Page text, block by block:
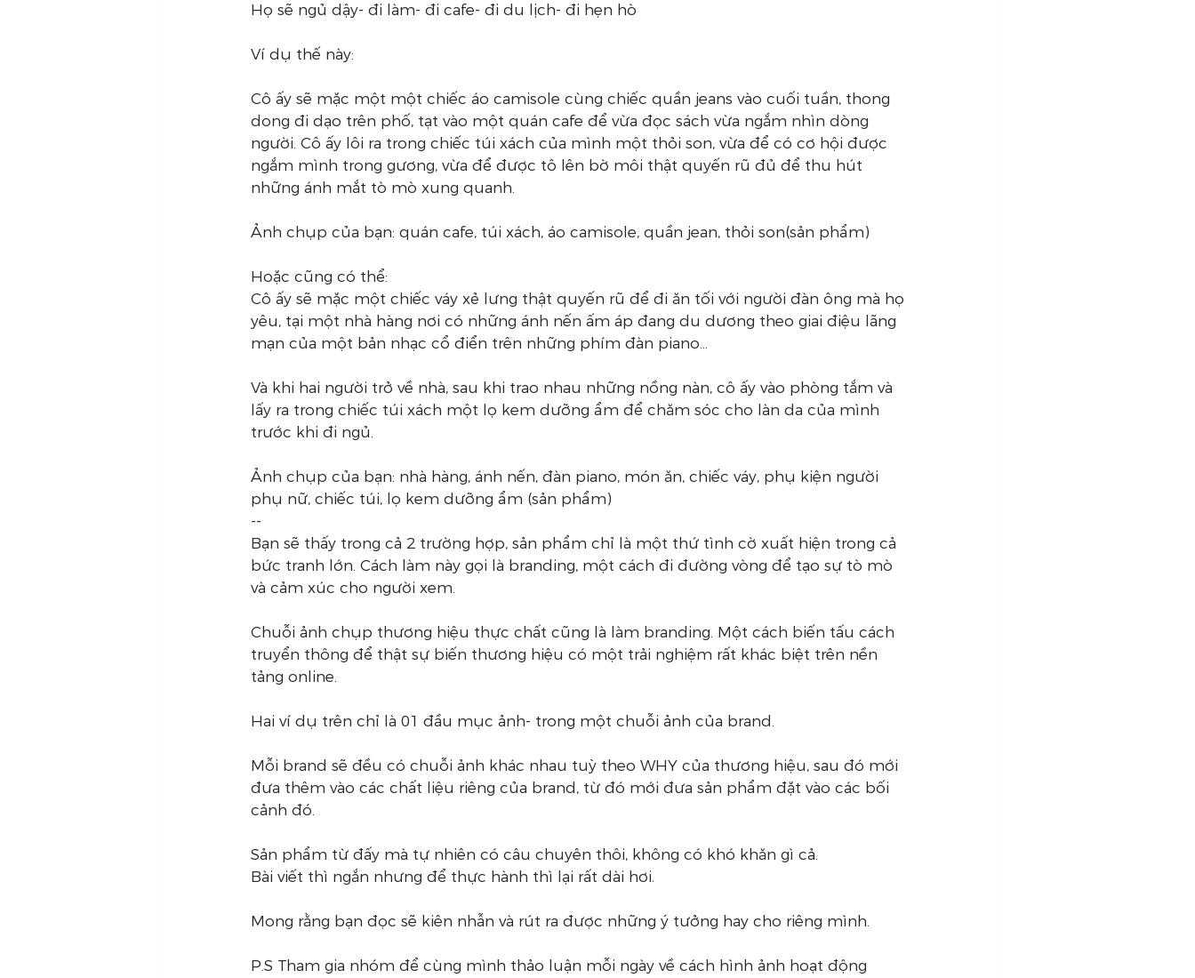
Họ sẽ ngủ dậy- đi làm- đi cafe- đi du lịch- đi hẹn hò
Ví dụ thế này:
Cô ấy sẽ mặc một một chiếc áo camisole cùng chiếc quần jeans vào cuối tuần, thong
dong đi dạo trên phố, tạt vào một quán cafe để vừa đọc sách vừa ngắm nhìn dòng
người. Cô ấy lôi ra trong chiếc túi xách của mình một thỏi son, vừa để có cơ hội được
ngắm mình trong gương, vừa để được tô lên bờ môi thật quyến rũ đủ để thu hút
những ánh mắt tò mò xung quanh.
Ảnh chụp của bạn: quán cafe, túi xách, áo camisole, quần jean, thỏi son(sản phẩm)
Hoặc cũng có thể:
Cô ấy sẽ mặc một chiếc váy xẻ lưng thật quyến rũ để đi ăn tối với người đàn ông mà họ
yêu, tại một nhà hàng nơi có những ánh nến ấm áp đang du dương theo giai điệu lãng
mạn của một bản nhạc cổ điển trên những phím đàn piano...
Và khi hai người trở về nhà, sau khi trao nhau những nồng nàn, cô ấy vào phòng tắm và
lấy ra trong chiếc túi xách một lọ kem dưỡng ẩm để chăm sóc cho làn da của mình
trước khi đi ngủ.
Ảnh chụp của bạn: nhà hàng, ánh nến, đàn piano, món ăn, chiếc váy, phụ kiện người
phụ nữ, chiếc túi, lọ kem dưỡng ẩm (sản phẩm)
--
Bạn sẽ thấy trong cả 2 trường hợp, sản phẩm chỉ là một thứ tình cờ xuất hiện trong cả
bức tranh lớn. Cách làm này gọi là branding, một cách đi đường vòng để tạo sự tò mò
và cảm xúc cho người xem.
Chuỗi ảnh chụp thương hiệu thực chất cũng là làm branding. Một cách biến tấu cách
truyển thông để thật sự biến thương hiệu có một trải nghiệm rất khác biệt trên nền
tảng online.
Hai ví dụ trên chỉ là 01 đầu mục ảnh- trong một chuỗi ảnh của brand.
Mỗi brand sẽ đều có chuỗi ảnh khác nhau tuỳ theo WHY của thương hiệu, sau đó mới
đưa thêm vào các chất liệu riêng của brand, từ đó mới đưa sản phẩm đặt vào các bối
cảnh đó.
Sản phẩm từ đấy mà tự nhiên có câu chuyên thôi, không có khó khăn gì cả.
Bài viết thì ngắn nhưng để thực hành thì lại rất dài hơi.
Mong rằng bạn đọc sẽ kiên nhẫn và rút ra được những ý tưởng hay cho riêng mình.
P.S Tham gia nhóm để cùng mình thảo luận mỗi ngày về cách hình ảnh hoạt động